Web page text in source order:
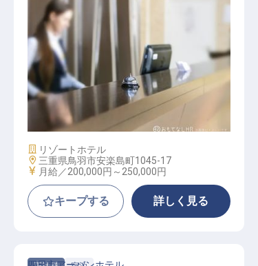
フロント
施設業態
リゾートホテル
勤務地
三重県鳥羽市安楽島町1045-17
給与
月給／200,000円～ 250,000円
キープする 詳しく見る